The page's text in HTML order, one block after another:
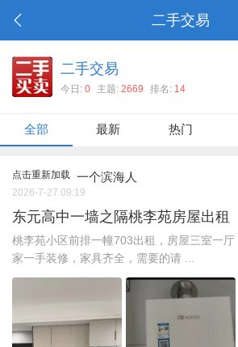
二手交易
二手交易
今日: 0 主题: 2669 排名: 14
全部 最新 热门
点击重新加载 一个滨海人
2026-7-27 09:19
东元高中一墙之隔桃李苑房屋出租
桃李苑小区前排一幢703出租，房屋三室一
家一手装修，家具齐全，需要的请 ...